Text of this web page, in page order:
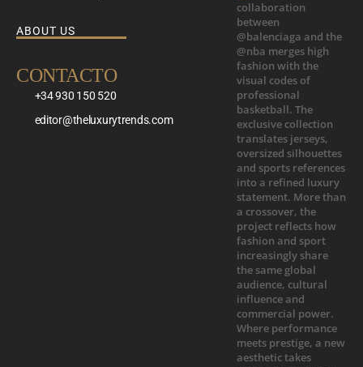
ABOUT US
CONTACTO
+34 930 150 520
editor@theluxurytrends.com